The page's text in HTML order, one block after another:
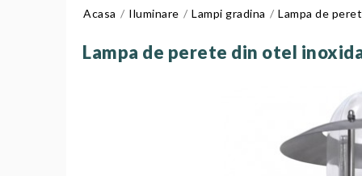
Acasa Iluminare Lampi gradina Lampa de
Lampa de perete din otel